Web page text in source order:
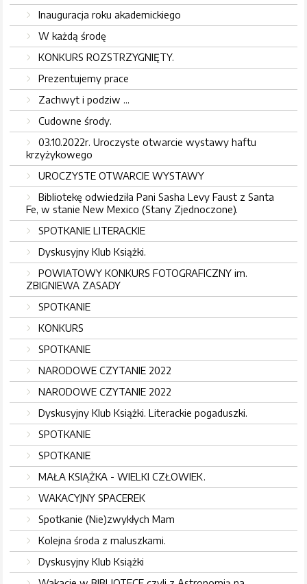
Inauguracja roku akademickiego
W każdą środę
KONKURS ROZSTRZYGNIĘTY.
Prezentujemy prace
Zachwyt i podziw ...
Cudowne środy.
03.10.2022r. Uroczyste otwarcie wystawy haftu
krzyżykowego
UROCZYSTE OTWARCIE WYSTAWY
Bibliotekę odwiedziła Pani Sasha Levy Faust z Santa
Fe, w stanie New Mexico (Stany Zjednoczone).
SPOTKANIE LITERACKIE
Dyskusyjny Klub Książki.
POWIATOWY KONKURS FOTOGRAFICZNY im.
ZBIGNIEWA ZASADY
SPOTKANIE
KONKURS
SPOTKANIE
NARODOWE CZYTANIE 2022
NARODOWE CZYTANIE 2022
Dyskusyjny Klub Książki. Literackie pogaduszki.
SPOTKANIE
SPOTKANIE
MAŁA KSIĄŻKA - WIELKI CZŁOWIEK.
WAKACYJNY SPACEREK
Spotkanie (Nie)zwykłych Mam
Kolejna środa z maluszkami.
Dyskusyjny Klub Książki